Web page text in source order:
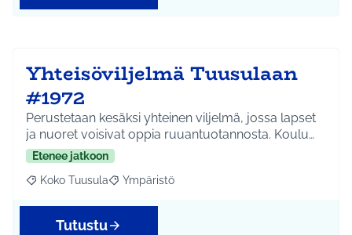
Yhteisöviljelmä Tuusulaan
#1972
Perustetaan kesäksi yhteinen viljelmä, jossa lapset
ja nuoret voisivat oppia ruuantuotannosta. Koulu…
Etenee jatkoon
Rajaa tulokset aihepiirin mukaan: Koko Tuusula
Koko Tuusula Rajaa tulokset teeman mukaan: Ympäristö
Ympäristö
Tutustu